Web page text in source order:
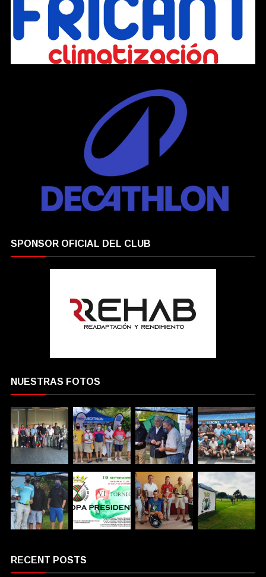
SPONSOR OFICIAL DEL CLUB
NUESTRAS FOTOS
RECENT POSTS